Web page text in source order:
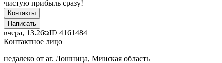
чистую прибыль сразу!
Контакты
Написать
вчера, 13:26 ID 4161484
Контактное лицо
недалеко от аг. Лошница, Минская область